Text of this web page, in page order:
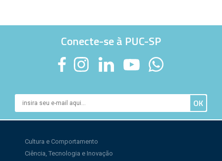
Conecte-se à PUC-SP
Cultura e Comportamento
Ciência, Tecnologia e Inovação